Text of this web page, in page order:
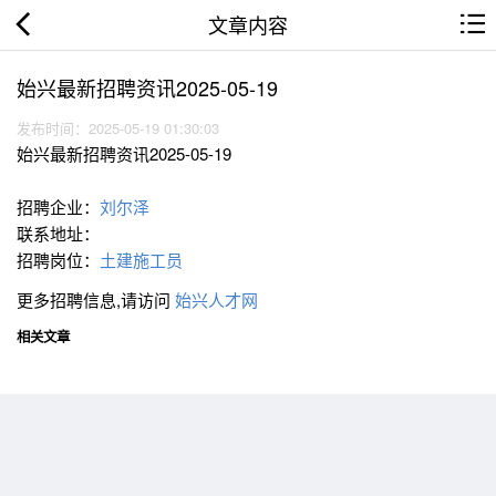
文章内容
始兴最新招聘资讯2025-05-19
发布时间：2025-05-19 01:30:03
始兴最新招聘资讯2025-05-19
招聘企业： 刘尔泽
联系地址：
招聘岗位： 土建施工员
更多招聘信息,请访问 始兴人才网
相关文章